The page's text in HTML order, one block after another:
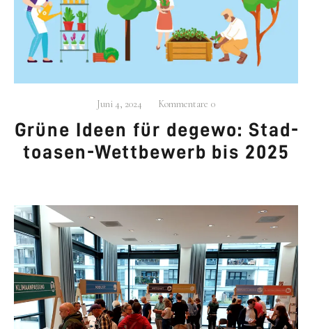
.URBANbeschäf­tigt sich mit der Ent­wick­lung neu­
er Stra­te­gien für den städ­ti­schen Raum, Wohn­for­
Mehr…
mail@ag-urban.de
Juni 4, 2024 Kommentare 0
Grü­ne Ideen für dege­wo: Stad­
t­oa­sen-Wett­be­werb bis 2025